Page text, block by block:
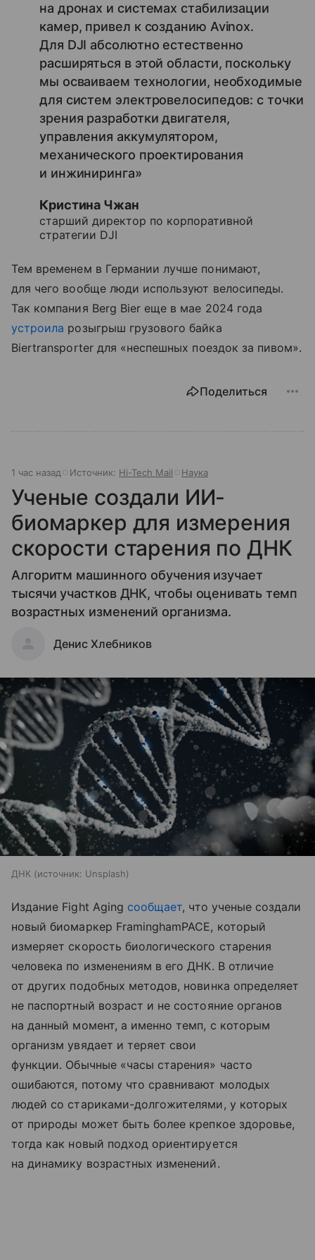
на дронах и системах стабилизации
камер, привел к созданию Avinox.
Для DJI абсолютно естественно
расширяться в этой области, поскольку
мы осваиваем технологии, необходимые
для систем электровелосипедов: с точки
зрения разработки двигателя,
управления аккумулятором,
механического проектирования
и инжиниринга»
Кристина Чжан
старший директор по корпоративной
стратегии DJI
Тем временем в Германии лучше понимают,
для чего вообще люди используют велосипеды.
Так компания Berg Bier еще в мае 2024 года
устроила розыгрыш грузового байка
Biertransporter для «неспешных поездок за пивом».
Поделиться
1 час назад Источник: Hi-Tech Mail Наука
Ученые создали ИИ-
биомаркер для измерения
скорости старения по ДНК
Алгоритм машинного обучения изучает
тысячи участков ДНК, чтобы оценивать темп
возрастных изменений организма.
Денис Хлебников
ДНК источник: Unsplash
Издание Fight Aging сообщает, что ученые создали
новый биомаркер FraminghamPACE, который
измеряет скорость биологического старения
человека по изменениям в его ДНК. В отличие
от других подобных методов, новинка определяет
не паспортный возраст и не состояние органов
на данный момент, а именно темп, с которым
организм увядает и теряет свои
функции. Обычные «часы старения» часто
ошибаются, потому что сравнивают молодых
людей со стариками-долгожителями, у которых
от природы может быть более крепкое здоровье,
тогда как новый подход ориентируется
на динамику возрастных изменений.